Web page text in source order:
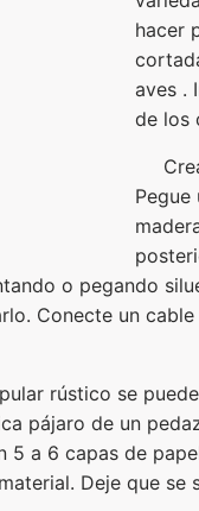
hacer
aves .
de los
o pegando
Conecte un
rústico se
pájaro de un
5 a 6 capas de
Deje que se